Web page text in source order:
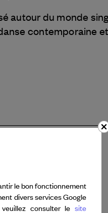
autour du monde
danse contemporaine
le bon fonctionnement
divers services Google
consulter le site